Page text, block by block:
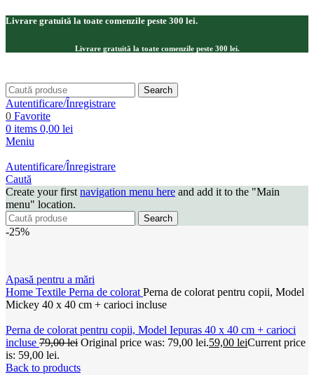
Livrare gratuită la toate comenzile peste 300 lei.
Livrare gratuită la toate comenzile peste 300 lei.
Search
Autentificare/Înregistrare
0 Favorite
0 items 0,00 lei
Meniu
Autentificare/Înregistrare
Caută
Create your first navigation menu here and add it to the "Main
menu" location.
Search
-25%
Apasă pentru a mări
Home Textile Perna de colorat Perna de colorat pentru copii, Model
Mickey 40 x 40 cm + carioci incluse
Perna de colorat pentru copii, Model Iepuras 40 x 40 cm + carioci
incluse 79,00lei Original price was: 79,00 lei.59,00 leiCurrent price
is: 59,00 lei.
Back to products